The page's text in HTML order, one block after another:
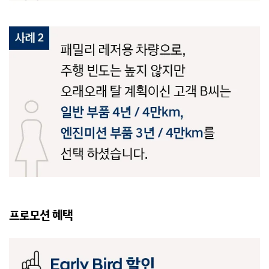
프로모션 혜택